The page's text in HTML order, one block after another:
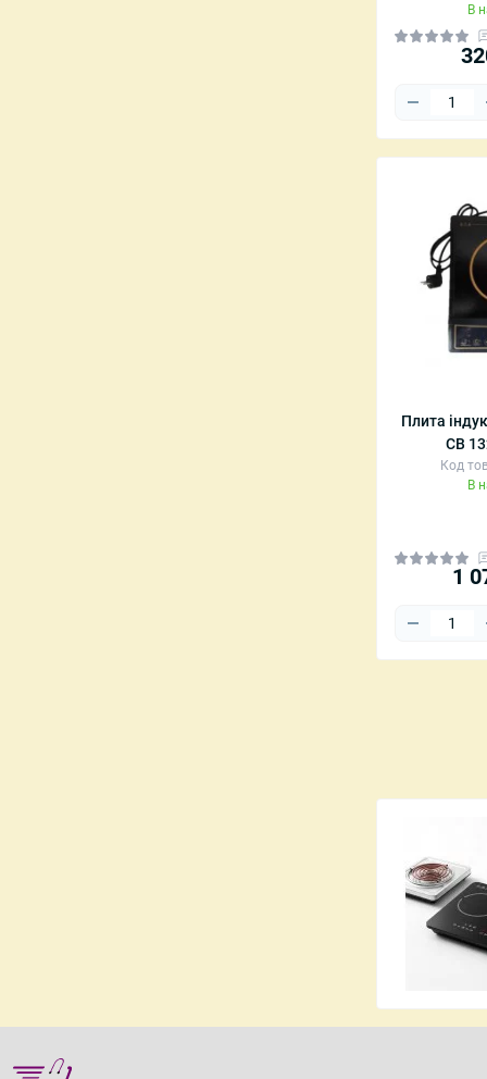
В
Плита
CB
Код
В
1